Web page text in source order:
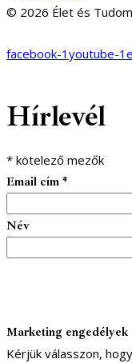
© 2026 Élet és
facebook-1 youtube-1
Hírlevél
* kötelező mezők
Email cím *
Név
Marketing engedélyek
Kérjük válasszon,